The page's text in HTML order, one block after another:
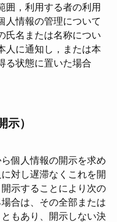
囲，利用する者の利用
人情報の管理について
氏名または名称につい
人に通知し，または本
る状態に置いた場合
示）
個人情報の開示を求め
対し遅滞なくこれを開
示することにより次の
合は、その全部または
もあり、開示しない決